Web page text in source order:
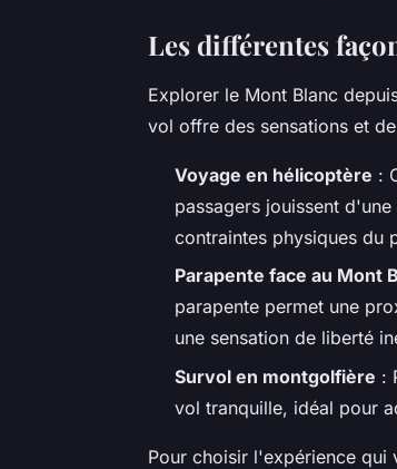
Les différentes
Explorer le Mont Blanc
vol offre des sensations et
Voyage en hélicoptère :
passagers jouissent
contraintes physiques du
Parapente face au Mont
parapente permet une
une sensation de liberté
Survol en montgolfière :
vol tranquille, idéal pour
Pour choisir l'expérience qui